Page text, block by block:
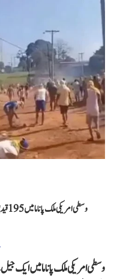
وسطی امریکی ملک پاناما میں 195قیدیوں کے فرار کا واقعہ، 123 دوبارہ گرفتار, 3 ہلاک